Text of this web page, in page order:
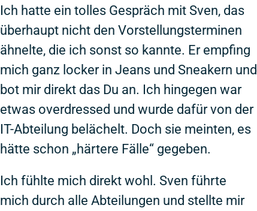
Ich hatte ein tolles Gespräch mit Sven, das
überhaupt nicht den Vorstellungsterminen
ähnelte, die ich sonst so kannte. Er empfing
mich ganz locker in Jeans und Sneakern und
bot mir direkt das Du an. Ich hingegen war
etwas overdressed und wurde dafür von der
IT-Abteilung belächelt. Doch sie meinten, es
hätte schon „härtere Fälle“ gegeben.
Ich fühlte mich direkt wohl. Sven führte
mich durch alle Abteilungen und stellte mir